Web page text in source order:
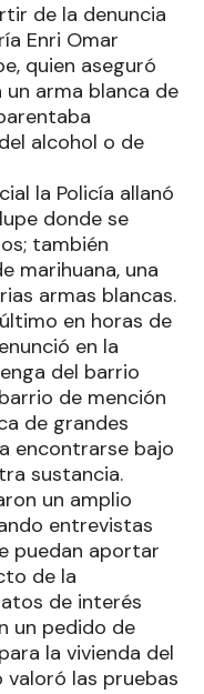
de la denuncia
Enri Omar
quien aseguró
arma blanca de
alcohol o de
la Policía allanó
donde se
también
marihuana, una
armas blancas.
en horas de
en la
del barrio
de mención
de grandes
encontrarse bajo
sustancia.
un amplio
entrevistas
puedan aportar
de la
de interés
un pedido de
la vivienda del
las pruebas